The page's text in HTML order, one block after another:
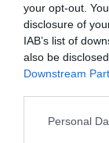
your opt-out.
disclosure of
IAB’s list of
also be
Downstream
Please note
Personal